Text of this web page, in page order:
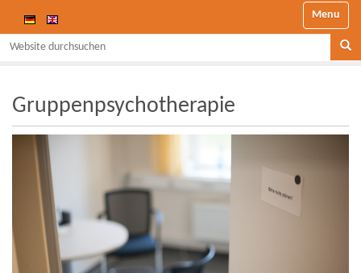
Website durchsuchen
Gruppenpsychotherapie